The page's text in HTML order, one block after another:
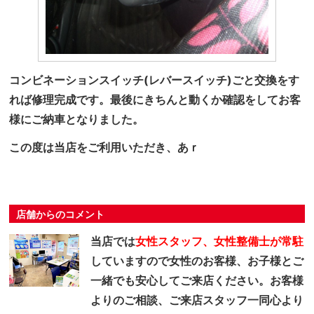
コンビネーションスイッチ(レバースイッチ)ごと交換をす
れば修理完成です。最後にきちんと動くか確認をしてお客
様にご納車となりました。
この度は当店をご利用いただき、あｒ
店舗からのコメント
当店では女性スタッフ、女性整備士が常駐
していますので女性のお客様、お子様とご
一緒でも安心してご来店ください。お客様
よりのご相談、ご来店スタッフ一同心より